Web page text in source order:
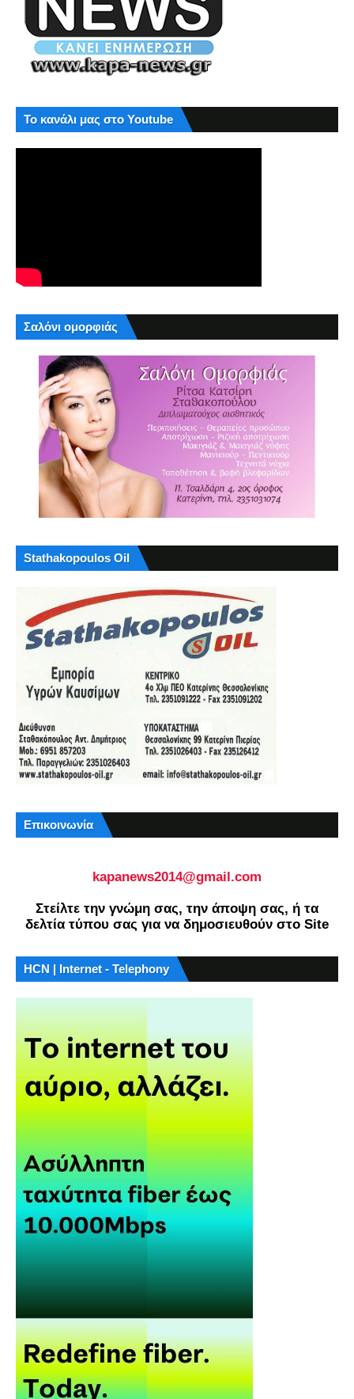
Το κανάλι μας στο Youtube
Σαλόνι ομορφιάς
Stathakopoulos Oil
Επικοινωνία
kapanews2014@gmail.com
Στείλτε την γνώμη σας, την άποψη σας, ή τα
δελτία τύπου σας για να δημοσιευθούν στο Site
HCN | Internet - Telephony